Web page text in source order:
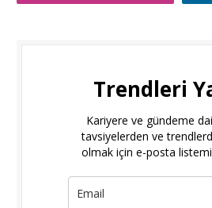
Trendleri
Kariyere ve gündeme
tavsiyelerden ve
olmak için e-posta